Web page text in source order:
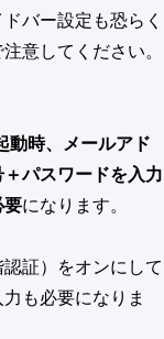
バー設定も恐らく
意してください。
動時、メールアド
パスワードを入力
要になります。
証）をオンにして
も必要になりま